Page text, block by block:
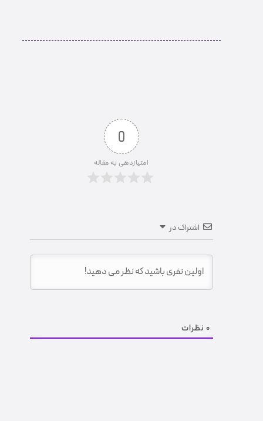
0
امتیازدهی به مقاله
اشتراک در
0 نظرات